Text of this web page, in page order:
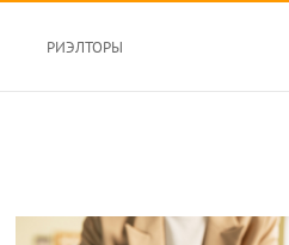
РИЭЛТОРЫ